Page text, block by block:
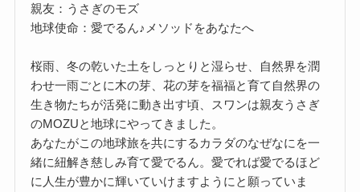
親友：うさぎのモズ
地球使命：愛でるん♪メソッドをあなたへ
桜雨、冬の乾いた土をしっとりと湿らせ、自然界を潤
わせ一雨ごとに木の芽、花の芽を福福と育て自然界の
生き物たちが活発に動き出す頃、スワンは親友うさぎ
のMOZUと地球にやってきました。
あなたがこの地球旅を共にするカラダのなぜなにを一
緒に紐解き慈しみ育て愛でるん。愛でれば愛でるほど
に人生が豊かに輝いていけますようにと願っていま